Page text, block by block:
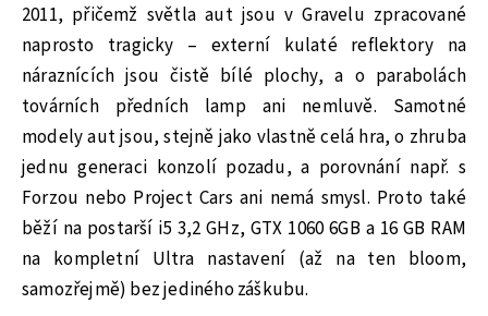
2011, přičemž světla aut jsou v Gravelu zpracované
naprosto tragicky – externí kulaté reflektory na
náraznících jsou čistě bílé plochy, a o parabolách
továrních předních lamp ani nemluvě. Samotné
modely aut jsou, stejně jako vlastně celá hra, o zhruba
jednu generaci konzolí pozadu, a porovnání např. s
Forzou nebo Project Cars ani nemá smysl. Proto také
běží na postarší i5 3,2 GHz, GTX 1060 6GB a 16 GB RAM
na kompletní Ultra nastavení (až na ten bloom,
samozřejmě) bez jediného záškubu.